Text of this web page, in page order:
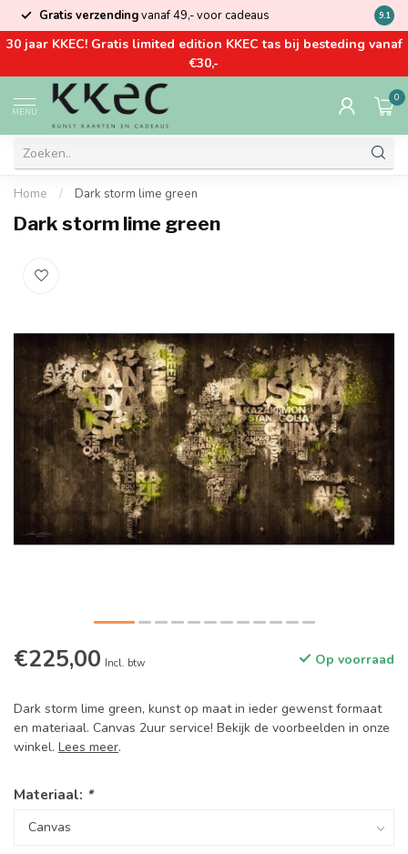
Gratis verzendingvanaf 49,- voor cadeaus Kom
9.1
30 jaar KKEC! Gratis limited edition KKEC tas bij besteding vanaf
€30,-
MENU
0
Home / Dark storm lime green
Dark storm lime green
€225,00 Incl. btw Op voorraad
Dark storm lime green, kunst op maat in ieder gewenst formaat
en materiaal. Canvas 2uur service! Bekijk de voorbeelden in onze
winkel. Lees meer.
Materiaal: *